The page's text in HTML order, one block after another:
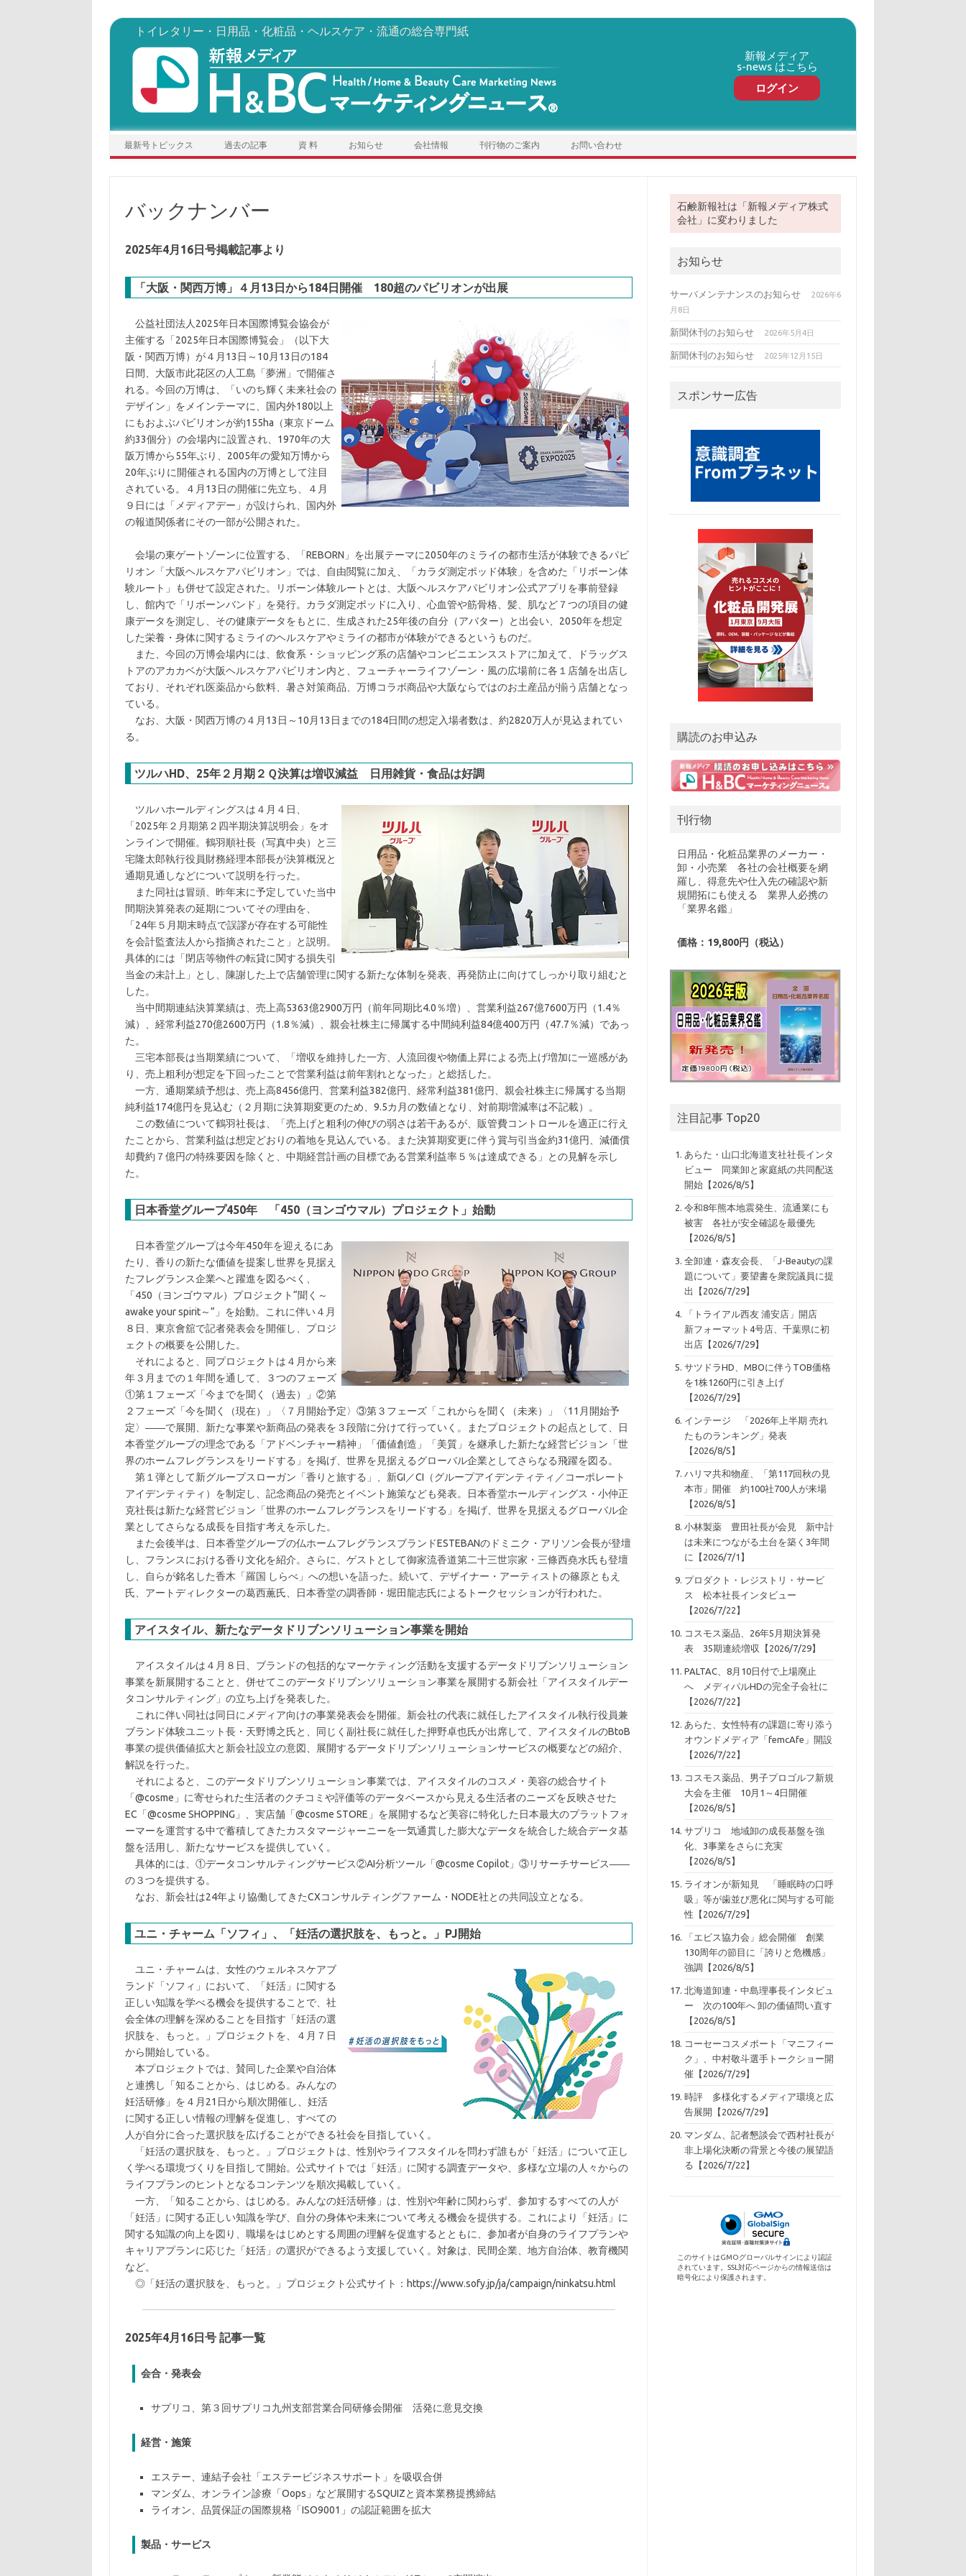
トイレタリー・日用品・化粧品・ヘルスケア・流通の総合専門紙
新報メディア
s-news はこちら
ログイン
最新号トピックス 過去の記事 資 料 お知らせ 会社情報 刊行物のご案内 お問い合わせ
バックナンバー
2025年4月16日号掲載記事より
「大阪・関西万博」４月13日から184日開催 180超のパビリオンが出展
公益社団法人2025年日本国際博覧会協会が
主催する「2025年日本国際博覧会」（以下大
阪・関西万博）が４月13日～10月13日の184
日間、大阪市此花区の人工島「夢洲」で開催さ
れる。今回の万博は、「いのち輝く未来社会の
デザイン」をメインテーマに、国内外180以上
にもおよぶパビリオンが約155ha（東京ドーム
約33個分）の会場内に設置され、1970年の大
阪万博から55年ぶり、2005年の愛知万博から
20年ぶりに開催される国内の万博として注目
されている。４月13日の開催に先立ち、４月
９日には「メディアデー」が設けられ、国内外
の報道関係者にその一部が公開された。
会場の東ゲートゾーンに位置する、「REBORN」を出展テーマに2050年のミライの都市生活が体験できるパビ
リオン「大阪ヘルスケアパビリオン」では、自由閲覧に加え、「カラダ測定ポッド体験」を含めた「リボーン体
験ルート」も併せて設定された。リボーン体験ルートとは、大阪ヘルスケアパビリオン公式アプリを事前登録
し、館内で「リボーンバンド」を発行。カラダ測定ポッドに入り、心血管や筋骨格、髪、肌など７つの項目の健
康データを測定し、その健康データをもとに、生成された25年後の自分（アバター）と出会い、2050年を想定
した栄養・身体に関するミライのヘルスケアやミライの都市が体験ができるというものだ。
また、今回の万博会場内には、飲食系・ショッピング系の店舗やコンビニエンスストアに加えて、ドラッグス
トアのアカカベが大阪ヘルスケアパビリオン内と、フューチャーライフゾーン・風の広場前に各１店舗を出店し
ており、それぞれ医薬品から飲料、暑さ対策商品、万博コラボ商品や大阪ならではのお土産品が揃う店舗となっ
ている。
なお、大阪・関西万博の４月13日～10月13日までの184日間の想定入場者数は、約2820万人が見込まれてい
る。
ツルハHD、25年２月期２Ｑ決算は増収減益 日用雑貨・食品は好調
ツルハホールディングスは４月４日、
「2025年２月期第２四半期決算説明会」をオ
ンラインで開催。鶴羽順社長（写真中央）と三
宅隆太郎執行役員財務経理本部長が決算概況と
通期見通しなどについて説明を行った。
また同社は冒頭、昨年末に予定していた当中
間期決算発表の延期についてその理由を、
「24年５月期末時点で誤謬が存在する可能性
を会計監査法人から指摘されたこと」と説明。
具体的には「閉店等物件の転貸に関する損失引
当金の未計上」とし、陳謝した上で店舗管理に関する新たな体制を発表、再発防止に向けてしっかり取り組むと
した。
当中間期連結決算業績は、売上高5363億2900万円（前年同期比4.0％増）、営業利益267億7600万円（1.4％
減）、経常利益270億2600万円（1.8％減）、親会社株主に帰属する中間純利益84億400万円（47.7％減）であっ
た。
三宅本部長は当期業績について、「増収を維持した一方、人流回復や物価上昇による売上げ増加に一巡感があ
り、売上粗利が想定を下回ったことで営業利益は前年割れとなった」と総括した。
一方、通期業績予想は、売上高8456億円、営業利益382億円、経常利益381億円、親会社株主に帰属する当期
純利益174億円を見込む（２月期に決算期変更のため、9.5カ月の数値となり、対前期増減率は不記載）。
この数値について鶴羽社長は、「売上げと粗利の伸びの弱さは若干あるが、販管費コントロールを適正に行え
たことから、営業利益は想定どおりの着地を見込んでいる。また決算期変更に伴う賞与引当金約31億円、減価償
却費約７億円の特殊要因を除くと、中期経営計画の目標である営業利益率５％は達成できる」との見解を示し
た。
日本香堂グループ450年 「450（ヨンゴウマル）プロジェクト」始動
日本香堂グループは今年450年を迎えるにあ
たり、香りの新たな価値を提案し世界を見据え
たフレグランス企業へと躍進を図るべく、
「450（ヨンゴウマル）プロジェクト“聞く～
awake your spirit～”」を始動。これに伴い４月
８日、東京會舘で記者発表会を開催し、プロジ
ェクトの概要を公開した。
それによると、同プロジェクトは４月から来
年３月までの１年間を通して、３つのフェーズ
①第１フェーズ「今までを聞く（過去）」②第
２フェーズ「今を聞く（現在）」〈７月開始予定〉③第３フェーズ「これからを聞く（未来）」〈11月開始予
定〉――で展開、新たな事業や新商品の発表を３段階に分けて行っていく。またプロジェクトの起点として、日
本香堂グループの理念である「アドベンチャー精神」「価値創造」「美質」を継承した新たな経営ビジョン「世
界のホームフレグランスをリードする」を掲げ、世界を見据えるグローバル企業としてさらなる飛躍を図る。
第１弾として新グループスローガン「香りと旅する」、新GI／CI（グループアイデンティティ／コーポレート
アイデンティティ）を制定し、記念商品の発売とイベント施策なども発表。日本香堂ホールディングス・小仲正
克社長は新たな経営ビジョン「世界のホームフレグランスをリードする」を掲げ、世界を見据えるグローバル企
業としてさらなる成長を目指す考えを示した。
また会後半は、日本香堂グループの仏ホームフレグランスブランドESTEBANのドミニク・アリソン会長が登壇
し、フランスにおける香り文化を紹介。さらに、ゲストとして御家流香道第二十三世宗家・三條西堯水氏も登壇
し、自らが銘名した香木「羅国 しらべ」への想いを語った。続いて、デザイナー・アーティストの篠原ともえ
氏、アートディレクターの葛西薫氏、日本香堂の調香師・堀田龍志氏によるトークセッションが行われた。
アイスタイル、新たなデータドリブンソリューション事業を開始
アイスタイルは４月８日、ブランドの包括的なマーケティング活動を支援するデータドリブンソリューション
事業を新展開することと、併せてこのデータドリブンソリューション事業を展開する新会社「アイスタイルデー
タコンサルティング」の立ち上げを発表した。
これに伴い同社は同日にメディア向けの事業発表会を開催。新会社の代表に就任したアイスタイル執行役員兼
ブランド体験ユニット長・天野博之氏と、同じく副社長に就任した押野卓也氏が出席して、アイスタイルのBtoB
事業の提供価値拡大と新会社設立の意図、展開するデータドリブンソリューションサービスの概要などの紹介、
解説を行った。
それによると、このデータドリブンソリューション事業では、アイスタイルのコスメ・美容の総合サイト
「@cosme」に寄せられた生活者のクチコミや評価等のデータベースから見える生活者のニーズを反映させた
EC「@cosme SHOPPING」、実店舗「@cosme STORE」を展開するなど美容に特化した日本最大のプラットフォ
ーマーを運営する中で蓄積してきたカスタマージャーニーを一気通貫した膨大なデータを統合した統合データ基
盤を活用し、新たなサービスを提供していく。
具体的には、①データコンサルティングサービス②AI分析ツール「@cosme Copilot」③リサーチサービス――
の３つを提供する。
なお、新会社は24年より協働してきたCXコンサルティングファーム・NODE社との共同設立となる。
ユニ・チャーム「ソフィ」、「妊活の選択肢を、もっと。」PJ開始
ユニ・チャームは、女性のウェルネスケアブ
ランド「ソフィ」において、「妊活」に関する
正しい知識を学べる機会を提供することで、社
会全体の理解を深めることを目指す「妊活の選
択肢を、もっと。」プロジェクトを、４月７日
から開始している。
本プロジェクトでは、賛同した企業や自治体
と連携し「知ることから、はじめる。みんなの
妊活研修」を４月21日から順次開催し、妊活
に関する正しい情報の理解を促進し、すべての
人が自分に合った選択肢を広げることができる社会を目指していく。
「妊活の選択肢を、もっと。」プロジェクトは、性別やライフスタイルを問わず誰もが「妊活」について正し
く学べる環境づくりを目指して開始。公式サイトでは「妊活」に関する調査データや、多様な立場の人々からの
ライフプランのヒントとなるコンテンツを順次掲載していく。
一方、「知ることから、はじめる。みんなの妊活研修」は、性別や年齢に関わらず、参加するすべての人が
「妊活」に関する正しい知識を学び、自分の身体や未来について考える機会を提供する。これにより「妊活」に
関する知識の向上を図り、職場をはじめとする周囲の理解を促進するとともに、参加者が自身のライフプランや
キャリアプランに応じた「妊活」の選択ができるよう支援していく。対象は、民間企業、地方自治体、教育機関
など。
◎「妊活の選択肢を、もっと。」プロジェクト公式サイト：https://www.sofy.jp/ja/campaign/ninkatsu.html
2025年4月16日号 記事一覧
会合・発表会
サプリコ、第３回サプリコ九州支部営業合同研修会開催 活発に意見交換
経営・施策
エステー、連結子会社「エステービジネスサポート」を吸収合併
マンダム、オンライン診療「Oops」など展開するSQUIZと資本業務提携締結
ライオン、品質保証の国際規格「ISO9001」の認証範囲を拡大
製品・サービス
石鹸新報社は「新報メディア株式
会社」に変わりました
お知らせ
サーバメンテナンスのお知らせ
2026年6
月8日
新聞休刊のお知らせ 2026年5月4日
新聞休刊のお知らせ 2025年12月15日
スポンサー広告
購読のお申込み
刊行物
日用品・化粧品業界のメーカー・
卸・小売業 各社の会社概要を網
羅し、得意先や仕入先の確認や新
規開拓にも使える 業界人必携の
「業界名鑑」
価格：19,800円（税込）
注目記事 Top20
あらた・山口北海道支社社長インタ
ビュー 同業卸と家庭紙の共同配送
開始【2026/8/5】
令和8年熊本地震発生、流通業にも
被害 各社が安全確認を最優先
【2026/8/5】
全卸連・森友会長、「J-Beautyの課
題について」要望書を衆院議員に提
出【2026/7/29】
「トライアル西友 浦安店」開店
新フォーマット4号店、千葉県に初
出店【2026/7/29】
サツドラHD、MBOに伴うTOB価格
を1株1260円に引き上げ
【2026/7/29】
インテージ 「2026年上半期 売れ
たものランキング」発表
【2026/8/5】
ハリマ共和物産、「第117回秋の見
本市」開催 約100社700人が来場
【2026/8/5】
小林製薬 豊田社長が会見 新中計
は未来につながる土台を築く3年間
に【2026/7/1】
プロダクト・レジストリ・サービ
ス 松本社長インタビュー
【2026/7/22】
コスモス薬品、26年5月期決算発
表 35期連続増収【2026/7/29】
PALTAC、8月10日付で上場廃止
へ メディパルHDの完全子会社に
【2026/7/22】
あらた、女性特有の課題に寄り添う
オウンドメディア「femcAfe」開設
【2026/7/22】
コスモス薬品、男子プロゴルフ新規
大会を主催 10月1～4日開催
【2026/8/5】
サプリコ 地域卸の成長基盤を強
化、3事業をさらに充実
【2026/8/5】
ライオンが新知見 「睡眠時の口呼
吸」等が歯並び悪化に関与する可能
性【2026/7/29】
「エビス協力会」総会開催 創業
130周年の節目に「誇りと危機感」
強調【2026/8/5】
北海道卸連・中島理事長インタビュ
ー 次の100年へ 卸の価値問い直す
【2026/8/5】
コーセーコスメポート「マニフィー
ク」、中村敬斗選手トークショー開
催【2026/7/29】
時評 多様化するメディア環境と広
告展開【2026/7/29】
マンダム、記者懇談会で西村社長が
非上場化決断の背景と今後の展望語
る【2026/7/22】
このサイトはGMOグローバルサインにより認証
されています。SSL対応ページからの情報送信は
暗号化により保護されます。